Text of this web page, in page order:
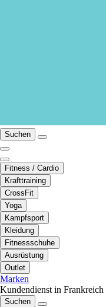
Suchen
Fitness / Cardio
Krafttraining
CrossFit
Yoga
Kampfsport
Kleidung
Fitnessschuhe
Ausrüstung
Outlet
Marken
Kundendienst in Frankreich
Suchen